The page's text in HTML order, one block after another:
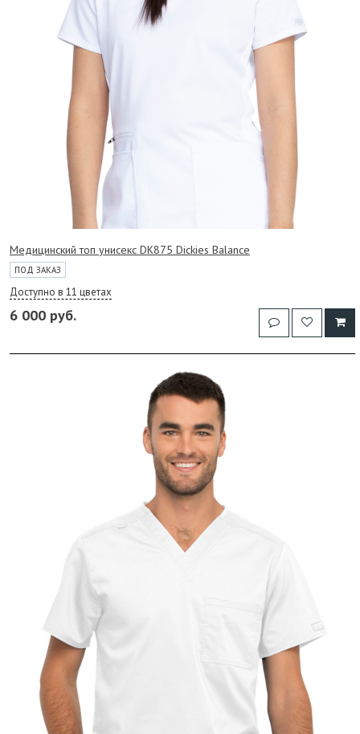
Медицинский топ унисекс DK875 Dickies Balance
ПОД ЗАКАЗ
Доступно в 11 цветах
6 000 руб.